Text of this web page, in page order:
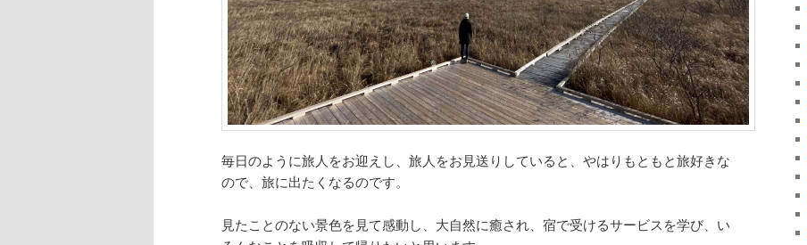
毎日のように旅人をお迎えし、旅人をお見送りしていると、やはりもともと旅好きな
ので、旅に出たくなるのです。
見たことのない景色を見て感動し、大自然に癒され、宿で受けるサービスを学び、い